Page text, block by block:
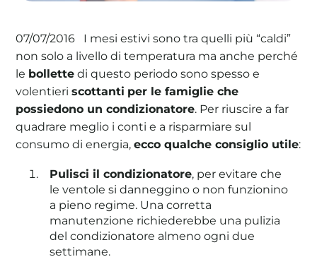
07/07/2016
I mesi estivi sono tra quelli più “caldi”
non solo a livello di temperatura ma anche perché
le bollette di questo periodo sono spesso e
volentieriscottanti per le famiglie che
possiedono un condizionatore. Per riuscire a far
quadrare meglio i conti e a risparmiare sul
consumo di energia,ecco qualche consiglio utile:
Pulisci il condizionatore, per evitare che
le ventole si danneggino o non funzionino
a pieno regime. Una corretta
manutenzione richiederebbe una pulizia
del condizionatore almeno ogni due
settimane.